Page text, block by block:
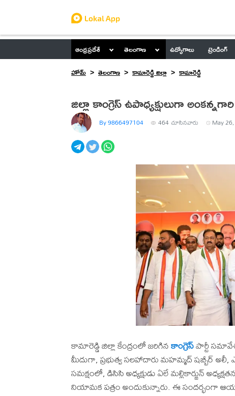
ఆంధ్రప్రదేశ్ తెలంగాణ ఉద్యోగాలు ట్రెండింగ్
హోమ్
తెలంగాణ కామారెడ్డి జిల్లా కామారెడ్డి
జిల్లా కాంగ్రెస్ ఉపాధ్యక్షులుగా
By 9866497104 464చూసినవారు May
కామారెడ్డి జిల్లా కేంద్రంలో జరిగినకాంగ్రెస్పార్టీ
మీదుగా, ప్రభుత్వ సలహాదారు మహమ్మద్ షబ్బీర్ అలీ,
సమక్షంలో, డిసిసి అధ్యక్షుడు ఏలే మల్లికార్జున్
నియామక పత్రం అందుకున్నారు. ఈ సందర్భంగా